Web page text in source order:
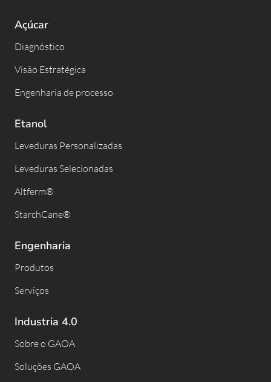
Açúcar
Diagnóstico
Visão Estratégica
Engenharia de processo
Etanol
Leveduras Personalizadas
Leveduras Selecionadas
Altferm®
StarchCane®
Engenharia
Produtos
Serviços
Industria 4.0
Sobre o GAOA
Soluções GAOA